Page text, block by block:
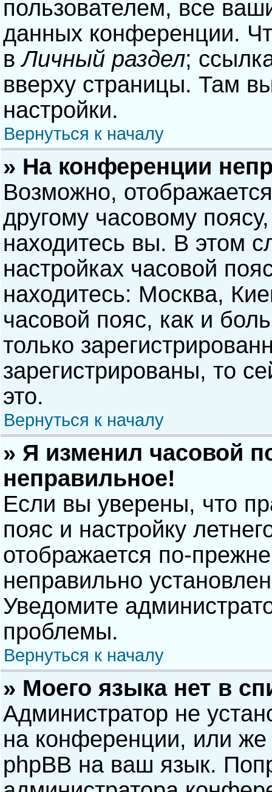
пользователем, все
данных конференции.
вЛичный раздел;
вверху страницы. Там
настройки.
Вернуться к началу
» На конференции
Возможно,
другому часовому
находитесь вы. В этом
настройках часовой
находитесь: Москва,
часовой пояс, как и
только
зарегистрированы, то
это.
Вернуться к началу
» Я изменил часовой
неправильное!
Если вы уверены, что
пояс и настройку
отображается по-
неправильно
Уведомите
проблемы.
Вернуться к началу
» Моего языка нет в
Администратор не
на конференции, или же
phpBB на ваш язык.